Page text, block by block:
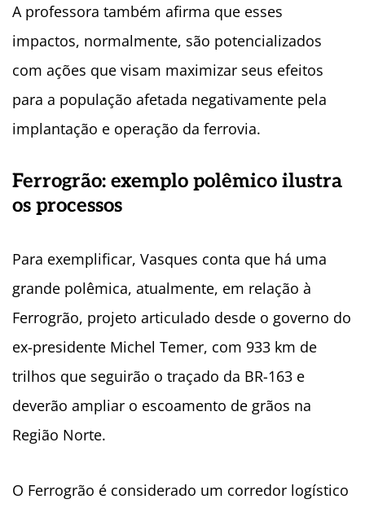
A professora também afirma que esses
impactos, normalmente, são potencializados
com ações que visam maximizar seus efeitos
para a população afetada negativamente pela
implantação e operação da ferrovia.
Ferrogrão: exemplo polêmico ilustra
os processos
Para exemplificar, Vasques conta que há uma
grande polêmica, atualmente, em relação à
Ferrogrão, projeto articulado desde o governo do
ex-presidente Michel Temer, com 933 km de
trilhos que seguirão o traçado da BR-163 e
deverão ampliar o escoamento de grãos na
Região Norte.
O Ferrogrão é considerado um corredor logístico